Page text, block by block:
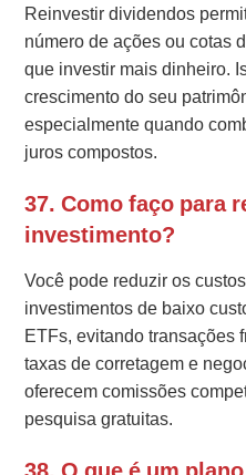
Reinvestir dividendos
número de ações ou cotas
que investir mais dinheiro.
crescimento do seu
especialmente quando
juros compostos.
37. Como faço para
investimento?
Você pode reduzir os
investimentos de baixo
ETFs, evitando transações
taxas de corretagem e
oferecem comissões
pesquisa gratuitas.